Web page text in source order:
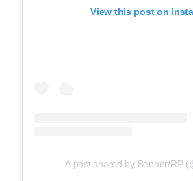
View this post on
A post shared by Benner/RP